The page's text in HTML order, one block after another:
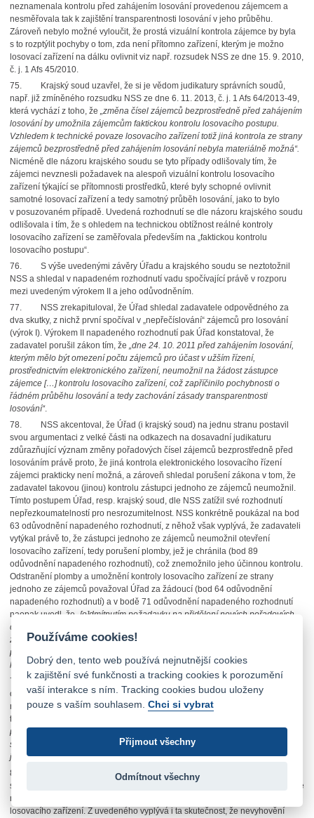
neznamenala kontrolu před zahájením losování provedenou zájemcem a
nesměřovala tak k zajištění transparentnosti losování v jeho průběhu.
Zároveň nebylo možné vyloučit, že prostá vizuální kontrola zájemce by byla
s to rozptýlit pochyby o tom, zda není přítomno zařízení, kterým je možno
losovací zařízení na dálku ovlivnit viz např. rozsudek NSS ze dne 15. 9. 2010,
č. j. 1 Afs 45/2010.
75.
Krajský soud uzavřel, že si je vědom judikatury správních soudů,
např. již zmíněného rozsudku NSS ze dne 6. 11. 2013, č. j. 1 Afs 64/2013-49,
která vychází z toho, že „změna čísel zájemců bezprostředně před zahájením
losování by umožnila zájemcům faktickou kontrolu losovacího postupu.
Vzhledem k technické povaze losovacího zařízení totiž jiná kontrola ze strany
zájemců bezprostředně před zahájením losování nebyla materiálně možná“.
Nicméně dle názoru krajského soudu se tyto případy odlišovaly tím, že
zájemci nevznesli požadavek na alespoň vizuální kontrolu losovacího
zařízení týkající se přítomnosti prostředků, které byly schopné ovlivnit
samotné losovací zařízení a tedy samotný průběh losování, jako to bylo
v posuzovaném případě. Uvedená rozhodnutí se dle názoru krajského soudu
odlišovala i tím, že s ohledem na technickou obtížnost reálné kontroly
losovacího zařízení se zaměřovala především na „faktickou kontrolu
losovacího postupu“.
76.
S výše uvedenými závěry Úřadu a krajského soudu se neztotožnil
NSS a shledal v napadeném rozhodnutí vadu spočívající právě v rozporu
mezi uvedeným výrokem II a jeho odůvodněním.
77.
NSS zrekapituloval, že Úřad shledal zadavatele odpovědného za
dva skutky, z nichž první spočíval v „nepřečíslování“ zájemců pro losování
(výrok I). Výrokem II napadeného rozhodnutí pak Úřad konstatoval, že
zadavatel porušil zákon tím, že „dne 24. 10. 2011 před zahájením losování,
kterým mělo být omezení počtu zájemců pro účast v užším řízení,
prostřednictvím elektronického zařízení, neumožnil na žádost zástupce
zájemce […] kontrolu losovacího zařízení, což zapříčinilo pochybnosti o
řádném průběhu losování a tedy zachování zásady transparentnosti
losování“.
78.
NSS akcentoval, že Úřad (i krajský soud) na jednu stranu postavil
svou argumentaci z velké části na odkazech na dosavadní judikaturu
zdůrazňující význam změny pořadových čísel zájemců bezprostředně před
losováním právě proto, že jiná kontrola elektronického losovacího řízení
zájemci prakticky není možná, a zároveň shledal porušení zákona v tom, že
zadavatel takovou (jinou) kontrolu zástupci jednoho ze zájemců neumožnil.
Tímto postupem Úřad, resp. krajský soud, dle NSS zatížil své rozhodnutí
nepřezkoumatelností pro nesrozumitelnost. NSS konkrétně poukázal na bod
63 odůvodnění napadeného rozhodnutí, z něhož však vyplývá, že zadavateli
vytýkal právě to, že zástupci jednoho ze zájemců neumožnil otevření
losovacího zařízení, tedy porušení plomby, jež je chránila (bod 89
odůvodnění napadeného rozhodnutí), což znemožnilo jeho účinnou kontrolu.
Odstranění plomby a umožnění kontroly losovacího zařízení ze strany
jednoho ze zájemců považoval Úřad za žádoucí (bod 64 odůvodnění
napadeného rozhodnutí) a v bodě 71 odůvodnění napadeného rozhodnutí
naopak uvedl, že
„[o]dmítnutím požadavku na přidělení nových pořadových
čísel zájemcům o účast v užším řízení byla zájemcům v podstatě
znemožněna kontrola losovacího zařízení, neboť vzhledem k technické
povaze losovacího zařízení se jedná o jednu z mála možných způsobů
kontroly“.
79.
Závěrem NSS nepřisvědčil postupu krajského soudu, který se pokusil
odstranit rozpor závěrů Úřadu s dosavadní judikaturou (a s tím související
rozpor mezi výrokem II napadeného rozhodnutí a částí jeho odůvodnění)
tvrzením, že předešlé případy
požadavek na alespoň vizuální kontrolu losovacího zařízení týkající
se přítomnosti prostředků, které by byly s to ovlivnit chod losovacího zařízení,
jako to bylo v nynějším případě“.
80.
Po zhodnocení všech rozhodných okolností případu, zejména
s ohledem na závazný právní názor NSS, konstatuji, že povinností zadavatele
není vyhovět každému požadavku zájemce souvisejícímu s kontrolou
losovacího zařízení. Z uvedeného vyplývá i ta skutečnost, že nevyhovění
Používáme cookies!
Dobrý den, tento web používá nejnutnější cookies
k zajištění své funkčnosti a tracking cookies k porozumění
vaší interakce s ním. Tracking cookies budou uloženy
pouze s vaším souhlasem.Chci si vybrat
Přijmout všechny
Odmítnout všechny